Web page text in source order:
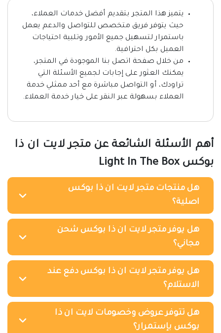
يتميز هذا المتجر بتقديم أفضل خدمات العملاء،
حيث يتوفر فريق متخصص للتواصل والدعم يعمل
باستمرار لتسهيل جميع الأمور وتلبية احتياجات
العميل بكل احترافية.
من خلال صفحة اتصل بنا الموجودة في المتجر،
يمكنك العثور على إجابات لجميع الأسئلة التي
تراودك، أو التواصل مباشرة مع أحد ممثلي خدمة
العملاء بسهولة عبر النقر على خيار خدمة العملاء.
أهم الأسئلة الشائعة عن متجر لايت ان ذا
بوكس Light In The Box
هل منتجات متجر لايت ان ذا بوكس
اصلية؟
هل يوفر متجر لايت ان ذا بوكس شحن
مجاني؟
هل يوفر متجر لايت ان ذا بوكس دفع عند
الاستلام؟
هل تتوفر عروض وخصومات لايت ان ذا
بوكس بإستمرار؟